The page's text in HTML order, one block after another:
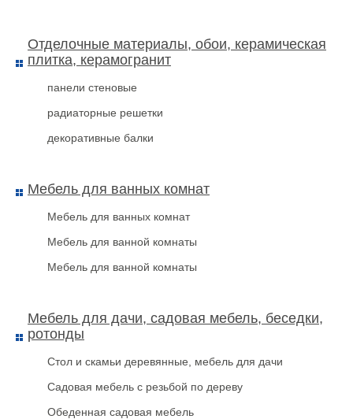
Отделочные материалы, обои, керамическая
плитка, керамогранит
панели стеновые
радиаторные решетки
декоративные балки
Мебель для ванных комнат
Мебель для ванных комнат
Мебель для ванной комнаты
Мебель для ванной комнаты
Мебель для дачи, садовая мебель, беседки,
ротонды
Стол и скамьи деревянные, мебель для дачи
Садовая мебель с резьбой по дереву
Обеденная садовая мебель